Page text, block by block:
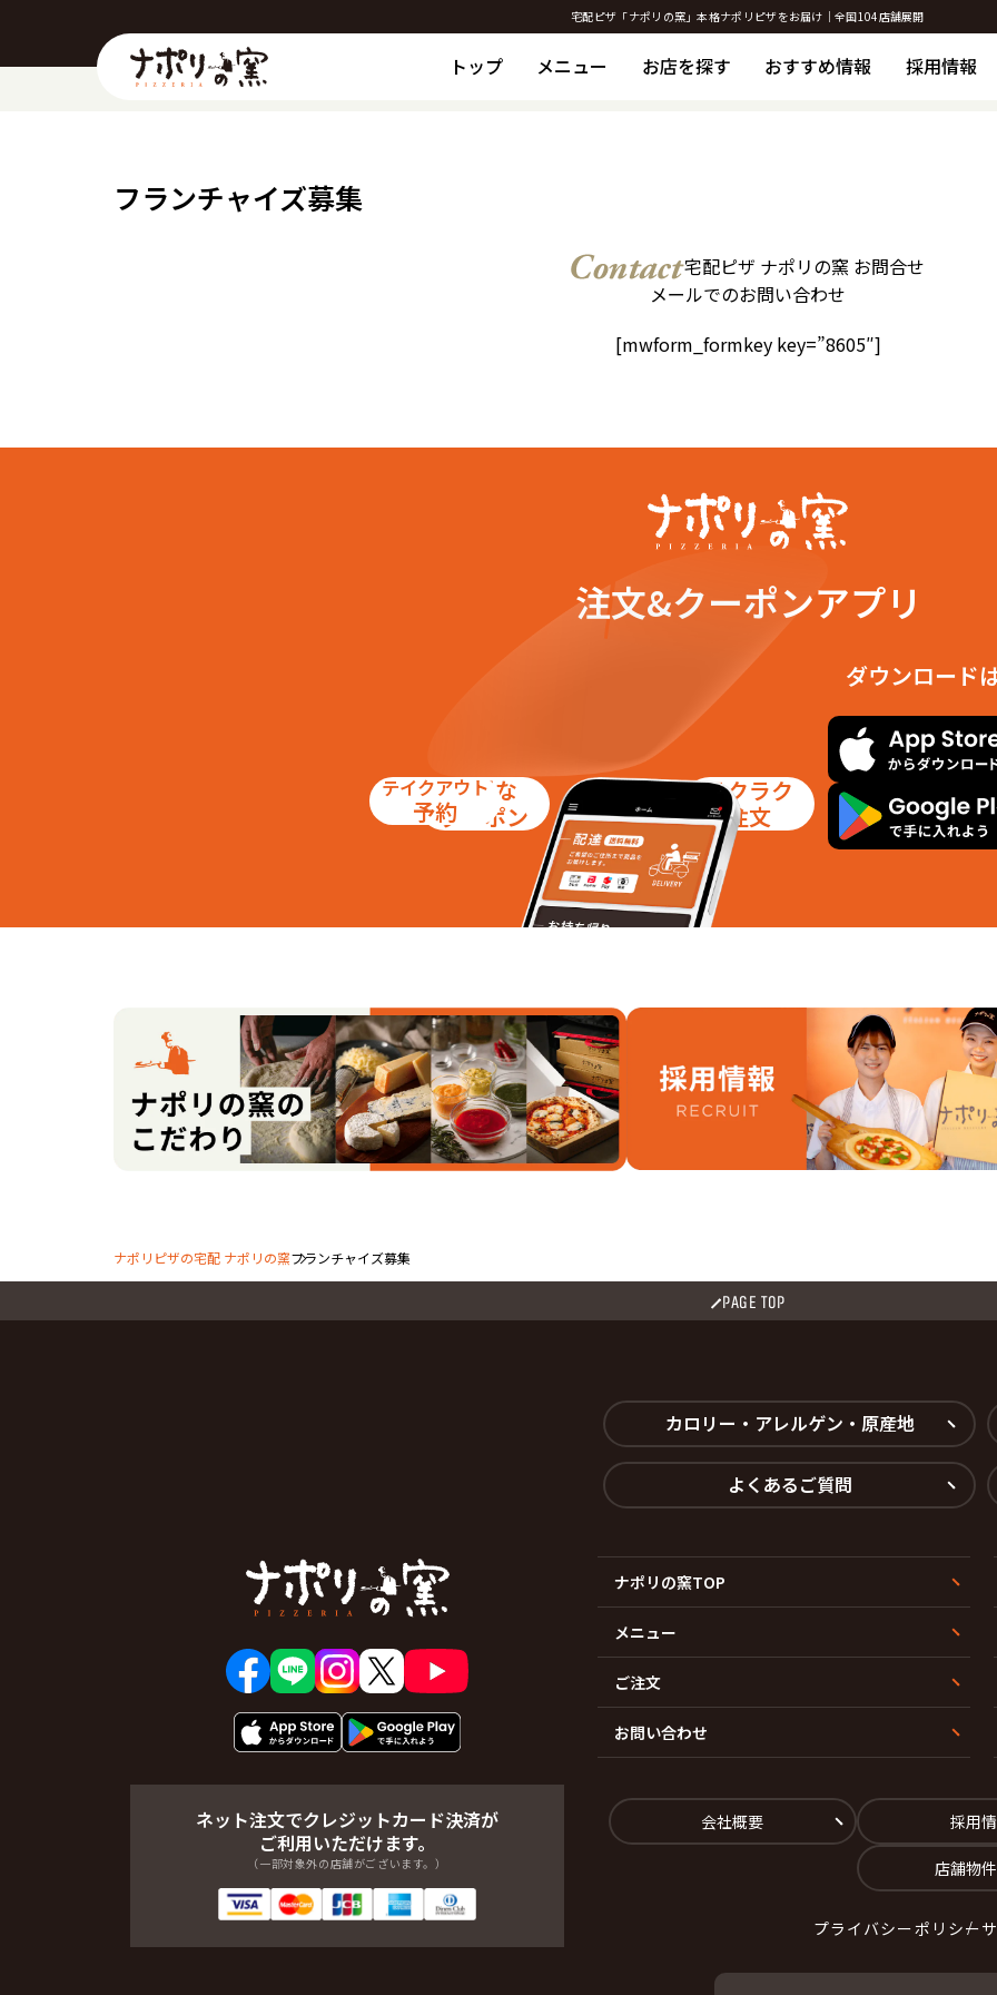
宅配ピザ「ナポリの窯」本格ナポリピザをお届け｜全国104店舗展開
トップ メニュー お店を探す おすすめ情報 採用情報
フランチャイズ募集
宅配ピザ ナポリの窯 お問合せ
メールでのお問い合わせ
[mwform_formkey key=”8605″]
注文&クーポンアプリ
お得な
クーポン
テイクアウト
予約
ラクラク
注文
ダウンロード
ナポリピザの宅配 ナポリの窯フランチャイズ募集
PAGE TOP
ネット注文でクレジットカード決済が
ご利用いただけます。
（一部対象外の店舗がございます。）
カロリー・アレルゲン・原産地
よくあるご質問
ナポリの窯TOP
メニュー
ご注文
お問い合わせ
会社概要 採用
店舗物
プライバシーポリシー